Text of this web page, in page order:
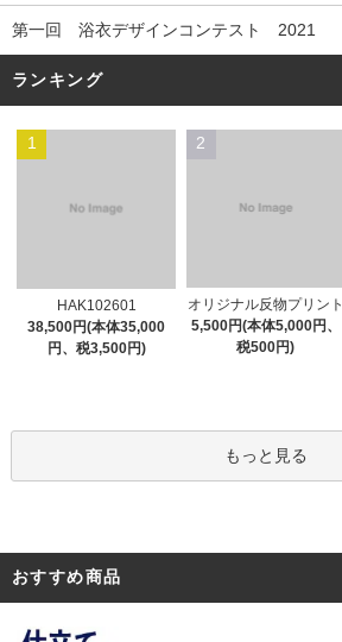
第一回 浴衣デザインコンテスト 2021
ランキング
1
HAK102601
38,500円(本体35,000
円、税3,500円)
2
オリジナル反物プリント
5,500円(本体5,000円、
税500円)
もっと見る
おすすめ商品